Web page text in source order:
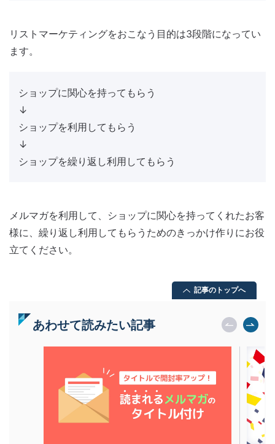
リストマーケティングをおこなう目的は3段階になってい
ます。
ショップに関心を持ってもらう
↓
ショップを利用してもらう
↓
ショップを繰り返し利用してもらう
メルマガを利用して、ショップに関心を持ってくれたお客
様に、繰り返し利用してもらうためのきっかけ作りにお役
立てください。
記事のトップへ
あわせて読みたい記事